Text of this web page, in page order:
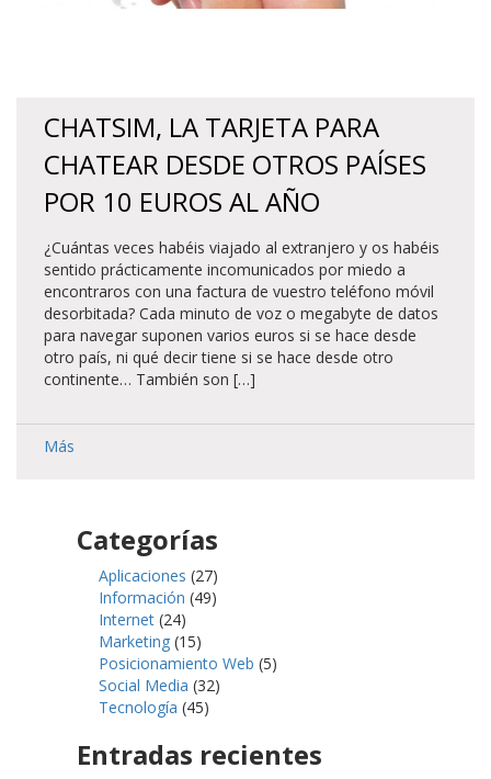
CHATSIM, LA TARJETA PARA
CHATEAR DESDE OTROS PAÍSES
POR 10 EUROS AL AÑO
¿Cuántas veces habéis viajado al extranjero y os habéis
sentido prácticamente incomunicados por miedo a
encontraros con una factura de vuestro teléfono móvil
desorbitada? Cada minuto de voz o megabyte de datos
para navegar suponen varios euros si se hace desde
otro país, ni qué decir tiene si se hace desde otro
continente… También son […]
Más
Categorías
Aplicaciones (27)
Información (49)
Internet (24)
Marketing (15)
Posicionamiento Web (5)
Social Media (32)
Tecnología (45)
Entradas recientes